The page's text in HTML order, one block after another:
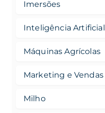
Imersões
Inteligência Artificial
Máquinas Agrícolas
Marketing e Vendas
Milho